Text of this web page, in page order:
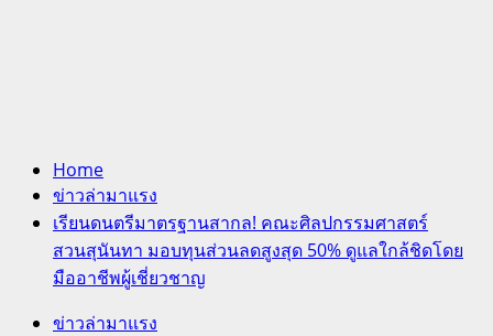
Home
ข่าวล่ามาแรง
เรียนดนตรีมาตรฐานสากล! คณะศิลปกรรมศาสตร์
สวนสุนันทา มอบทุนส่วนลดสูงสุด 50% ดูแลใกล้ชิดโดย
มืออาชีพผู้เชี่ยวชาญ
ข่าวล่ามาแรง